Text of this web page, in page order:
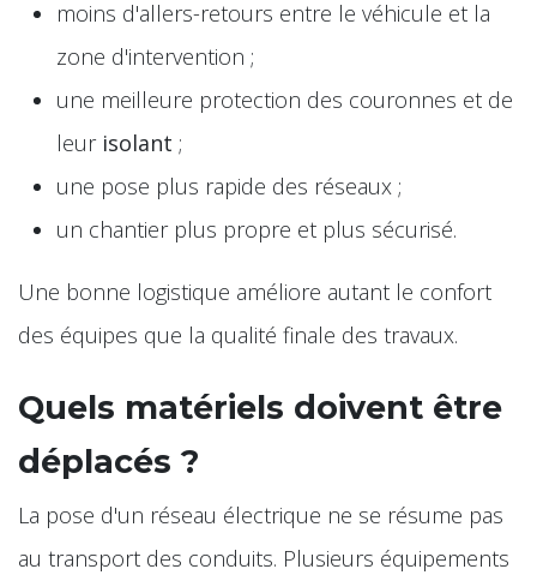
moins d'allers-retours entre le véhicule et la
zone d'intervention ;
une meilleure protection des couronnes et de
leur isolant ;
une pose plus rapide des réseaux ;
un chantier plus propre et plus sécurisé.
Une bonne logistique améliore autant le confort
des équipes que la qualité finale des travaux.
Quels matériels doivent être
déplacés ?
La pose d'un réseau électrique ne se résume pas
au transport des conduits. Plusieurs équipements